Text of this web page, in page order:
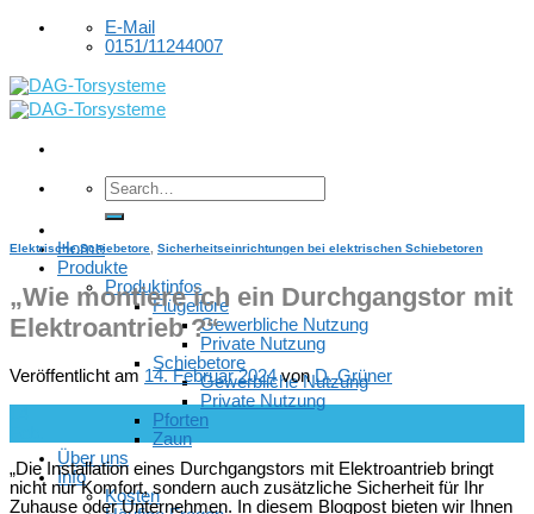
Skip
E-Mail
0151/11244007
Home
Produkte
Produktinfos
Flügeltore
Gewerbliche Nutzung
Private Nutzung
Schiebetore
Gewerbliche Nutzung
Private Nutzung
Pforten
Zaun
Über uns
Info
Kosten
Elektrische Schiebetore Sicherheitseinrichtungen bei elektrischen Schiebetoren
„Wie montiere ich ein Durchgangstor mit
Elektroantrieb ?“
Veröffentlicht am 14. Februar 2024vonD. Grüner
„Die Installation eines Durchgangstors mit Elektroantrieb bringt
nicht nur Komfort, sondern auch zusätzliche Sicherheit für Ihr
Zuhause oder Unternehmen. In diesem Blogpost bieten wir Ihnen